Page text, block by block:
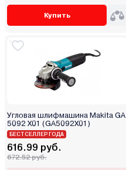
Купить
Угловая шлифмашина Makita GA
5092 X01 (GA5092X01)
БЕСТСЕЛЛЕР ГОДА
616.99 руб.
672.52 руб.